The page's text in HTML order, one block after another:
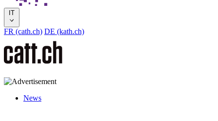
IT
FR (cath.ch) DE (kath.ch)
News